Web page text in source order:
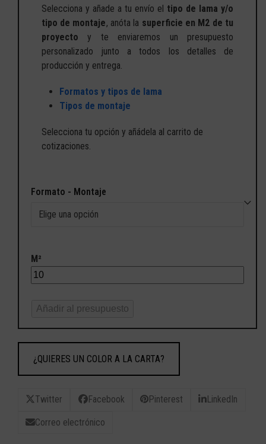
Selecciona y añade a tu envío el tipo de lama y/o
tipo de montaje, anóta la superficie en M2 de tu
proyecto y te enviaremos un presupuesto
personalizado junto a todos los detalles de
producción y entrega.
Formatos y tipos de lama
Tipos de montaje
Selecciona tu opción y añádela al carrito de
cotizaciones.
Formato - Montaje
M²
Añadir al presupuesto
¿QUIERES UN COLOR A LA CARTA?
Twitter Facebook Pinterest LinkedIn
Correo electrónico